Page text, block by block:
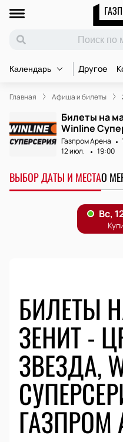
Календарь Другое
Главная Афиша и билеты
Билеты на
Winline
Газпром Арена
12 июл.
19:00
ВЫБОР ДАТЫ И МЕСТАО
БИЛЕТЫ
ЗЕНИТ -
ЗВЕЗДА,
ГАЗПРОМ